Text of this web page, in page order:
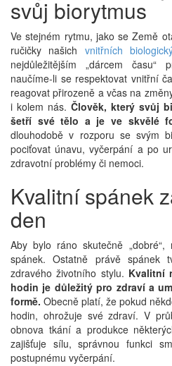
svůj biorytmus
Ve stejném rytmu, jako se Země
ručičky našich vnitřních
nejdůležitějším „dárcem
naučíme-li se respektovat vnitřní
reagovat přirozeně a včas na
i kolem nás. Člověk, který svůj
šetří své tělo a je ve skvělé
dlouhodobě v rozporu se svým
pociťovat únavu, vyčerpání a po
zdravotní problémy či nemoci.
Kvalitní spánek
den
Aby bylo ráno skutečně
spánek. Ostatně právě spánek
zdravého životního stylu. Kvalitní
hodin je důležitý pro zdraví a
formě. Obecně platí, že pokud
hodin, ohrožuje své zdraví. V
obnova tkání a produkce
zajišťuje sílu, správnou funkci
postupnému vyčerpání.